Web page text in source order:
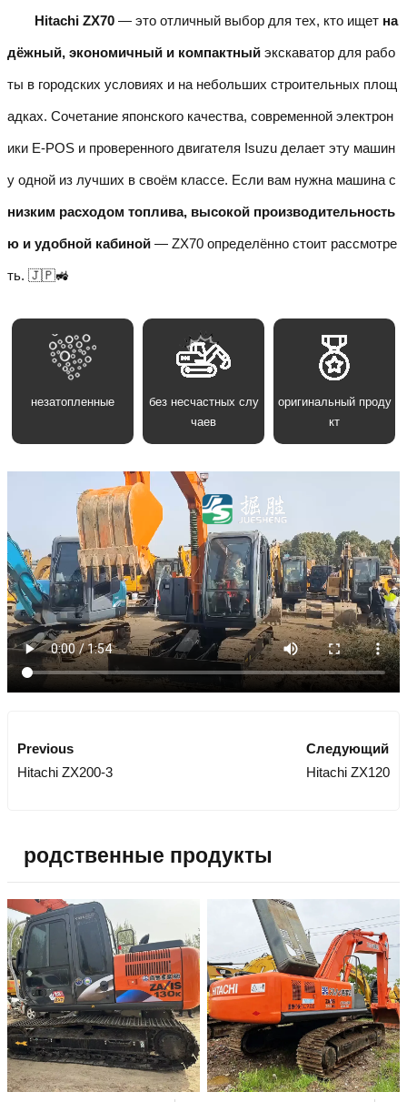
Hitachi ZX70 — это отличный выбор для тех, кто ищет на
дёжный, экономичный и компактный экскаватор для рабо
ты в городских условиях и на небольших строительных площ
адках. Сочетание японского качества, современной электрон
ики E-POS и проверенного двигателя Isuzu делает эту машин
у одной из лучших в своём классе. Если вам нужна машина с
низким расходом топлива, высокой производительность
ю и удобной кабиной — ZX70 определённо стоит рассмотре
ть. 🇯🇵🚜
незатопленные
без несчастных слу
чаев
оригинальный проду
кт
Previous
Hitachi ZX200-3
Следующий
Hitachi ZX120
родственные продукты